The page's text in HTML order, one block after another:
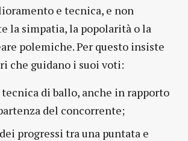
e tecnica, e non
la simpatia, la popolarità o la
polemiche. Per questo insiste
che guidano i suoi voti:
di ballo, anche in rapporto
del concorrente;
progressi tra una puntata e